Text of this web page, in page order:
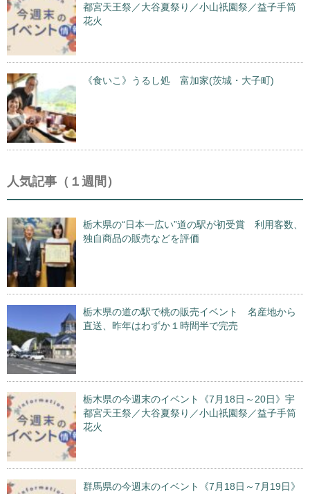
都宮天王祭／大谷夏祭り／小山祇園祭／益子手筒
花火
《食いこ》うるし処 富加家(茨城・大子町)
人気記事（１週間）
栃木県の“日本一広い”道の駅が初受賞 利用客数、
独自商品の販売などを評価
栃木県の道の駅で桃の販売イベント 名産地から
直送、昨年はわずか１時間半で完売
栃木県の今週末のイベント《7月18日～20日》宇
都宮天王祭／大谷夏祭り／小山祇園祭／益子手筒
花火
群馬県の今週末のイベント《7月18日～7月19日》